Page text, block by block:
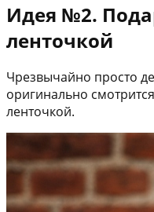
Идея №2.
ленточкой
Чрезвычайно просто
оригинально
ленточкой.